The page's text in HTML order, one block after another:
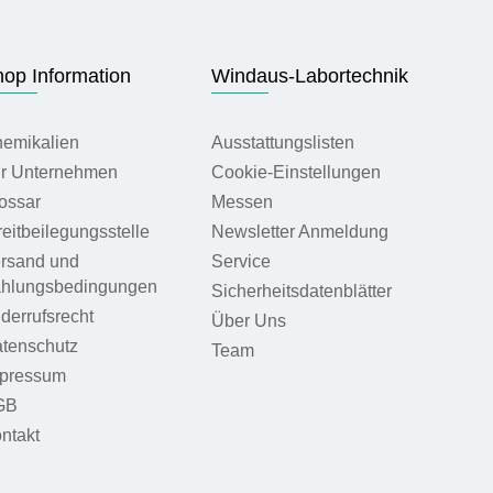
Information
Unternehmen
und
Windaus-Labortechnik
Ausstattungslisten
Cookie-Einstellungen
Messen
Newsletter Anmeldung
Service
Sicherheitsdatenblätter
Über Uns
Team